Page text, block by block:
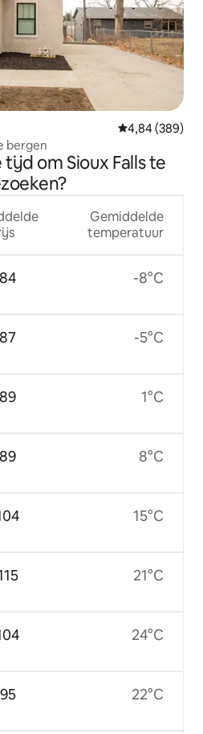
Gemiddelde
4,84 (389)
bergen
om Sioux Falls te
Gemiddelde
temperatuur
-8°C
-5°C
1°C
8°C
15°C
21°C
24°C
22°C